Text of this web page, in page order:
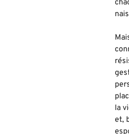
la
et,